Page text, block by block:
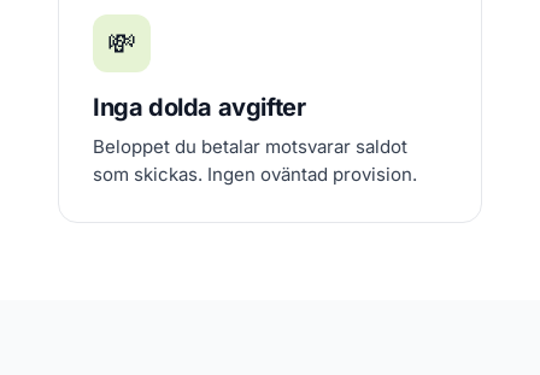
💸
Inga dolda avgifter
Beloppet du betalar motsvarar saldot
som skickas. Ingen oväntad provision.